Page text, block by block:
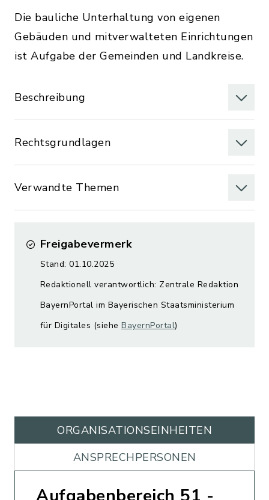
Die bauliche Unterhaltung von eigenen
Gebäuden und mitverwalteten Einrichtungen
ist Aufgabe der Gemeinden und Landkreise.
Beschreibung
Rechtsgrundlagen
Verwandte Themen
Freigabevermerk
Stand: 01.10.2025
Redaktionell verantwortlich: Zentrale Redaktion
BayernPortal im Bayerischen Staatsministerium
für Digitales (siehe BayernPortal)
ORGANISATIONS­EINHEITEN
ANSPRECHPERSONEN